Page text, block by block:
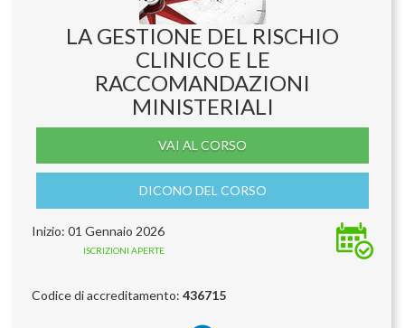
LA GESTIONE DEL RISCHIO
CLINICO E LE
RACCOMANDAZIONI
MINISTERIALI
VAI AL CORSO
DICONO DEL CORSO
Inizio: 01 Gennaio 2026
ISCRIZIONI APERTE
Codice di accreditamento: 436715